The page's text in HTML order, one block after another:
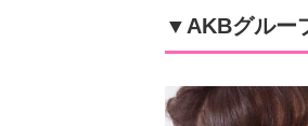
▼AKBグルー